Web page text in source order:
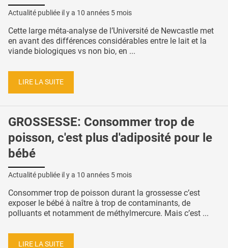
Actualité publiée il y a 10 années 5 mois
Cette large méta-analyse de l’Université de Newcastle met
en avant des différences considérables entre le lait et la
viande biologiques vs non bio, en ...
LIRE LA SUITE
GROSSESSE: Consommer trop de
poisson, c'est plus d'adiposité pour le
bébé
Actualité publiée il y a 10 années 5 mois
Consommer trop de poisson durant la grossesse c’est
exposer le bébé à naître à trop de contaminants, de
polluants et notamment de méthylmercure. Mais c’est ...
LIRE LA SUITE